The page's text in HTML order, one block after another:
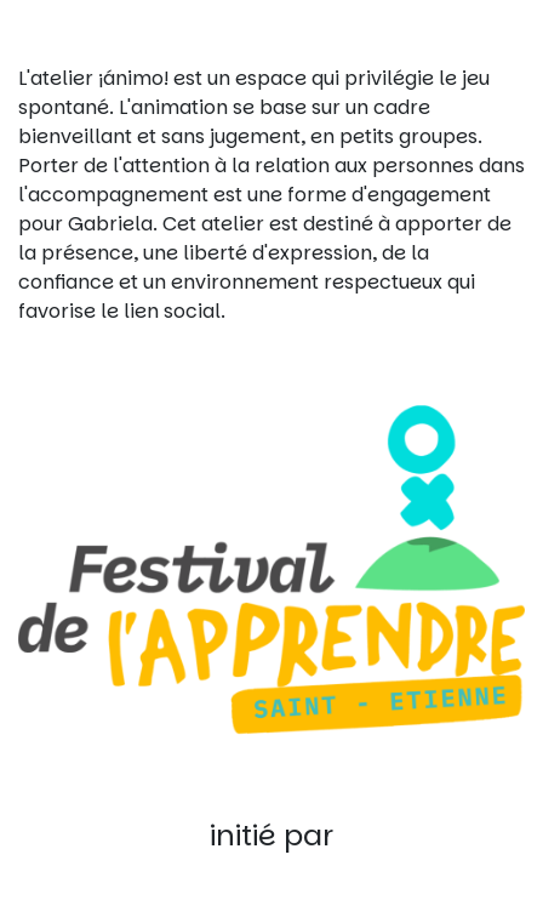
L'atelier ¡ánimo! est un espace qui privilégie le jeu
spontané. L'animation se base sur un cadre
bienveillant et sans jugement, en petits groupes.
Porter de l'attention à la relation aux personnes dans
l'accompagnement est une forme d'engagement
pour Gabriela. Cet atelier est destiné à apporter de
la présence, une liberté d'expression, de la
confiance et un environnement respectueux qui
favorise le lien social.
initié par